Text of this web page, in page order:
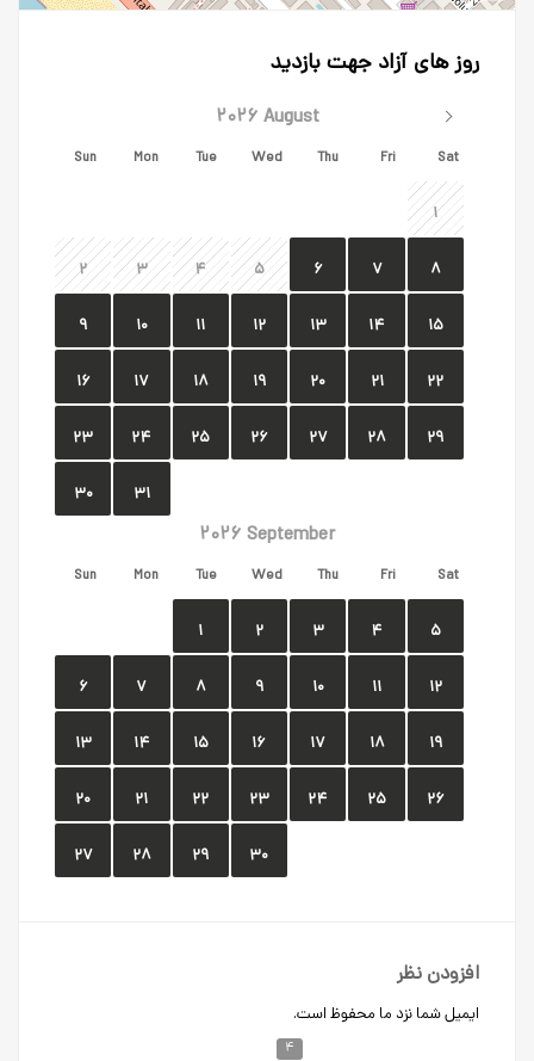
روز های آزاد جهت بازدید
۲۰۲۶ August
Sun Mon Tue Wed Thu Fri Sat
۱
۲ ۳ ۴ ۵ ۶ ۷ ۸
۹ ۱۰ ۱۱ ۱۲ ۱۳ ۱۴ ۱۵
۱۶ ۱۷ ۱۸ ۱۹ ۲۰ ۲۱ ۲۲
۲۳ ۲۴ ۲۵ ۲۶ ۲۷ ۲۸ ۲۹
۳۰ ۳۱
۲۰۲۶ September
Sun Mon Tue Wed Thu Fri Sat
۱ ۲ ۳ ۴ ۵
۶ ۷ ۸ ۹ ۱۰ ۱۱ ۱۲
۱۳ ۱۴ ۱۵ ۱۶ ۱۷ ۱۸ ۱۹
۲۰ ۲۱ ۲۲ ۲۳ ۲۴ ۲۵ ۲۶
۲۷ ۲۸ ۲۹ ۳۰
افزودن نظر
ایمیل شما نزد ما محفوظ است.
۴